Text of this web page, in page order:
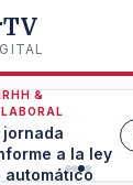
&
a la ley